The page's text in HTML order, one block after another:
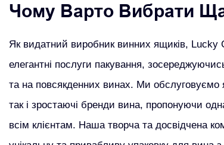
Чому Варто Вибрати
Як видатний виробник винних ящиків, Lucky
елегантні послуги пакування,
та на повсякденних винах. Ми обслуговуємо
так і зростаючі бренди вина, пропонуючи
всім клієнтам. Наша творча та досвідчена